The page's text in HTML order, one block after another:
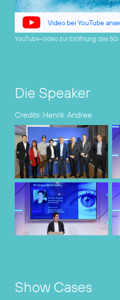
Video bei YouTube
YouTube-Video zur Eröffnung des
Die Speaker
Credits: Henrik Andree
Show Cases